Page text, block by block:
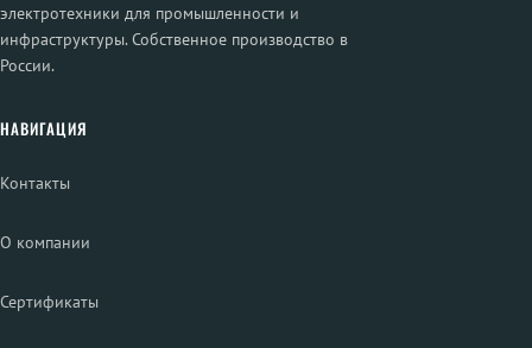
электротехники для промышленности и
инфраструктуры. Собственное производство в
России.
НАВИГАЦИЯ
Контакты
О компании
Сертификаты